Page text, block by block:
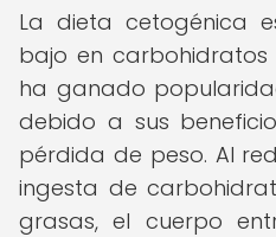
La dieta cetogénica
bajo en
ha ganado
debido a sus
pérdida de peso. Al
ingesta de
grasas, el cuerpo